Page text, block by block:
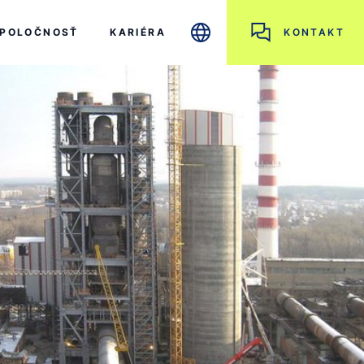
KARIÉRA KONTAKT